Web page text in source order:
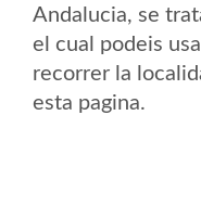
Andalucia, se
el cual podeis
recorrer la
esta pagina.